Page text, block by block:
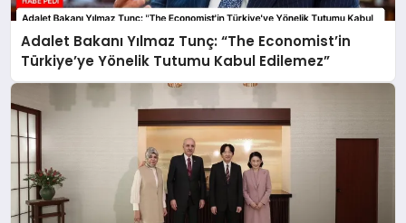
Adalet Bakanı Yılmaz Tunç: “The Economist’in
Türkiye’ye Yönelik Tutumu Kabul Edilemez”